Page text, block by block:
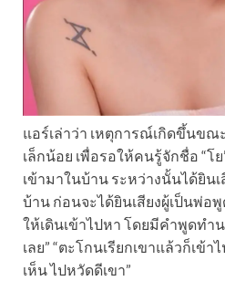
แอร์เล่าว่า เหตุการณ์เกิดขึ้นขณ
เล็กน้อย เพื่อรอให้คนรู้จักชื่อ “โ
เข้ามาในบ้าน ระหว่างนั้นได้ยิน
บ้าน ก่อนจะได้ยินเสียงผู้เป็นพ่
ให้เดินเข้าไปหา โดยมีคำพูดทำน
เลย” “ตะโกนเรียกเขาแล้วก็เข้า
เห็น ไปหวัดดีเขา”